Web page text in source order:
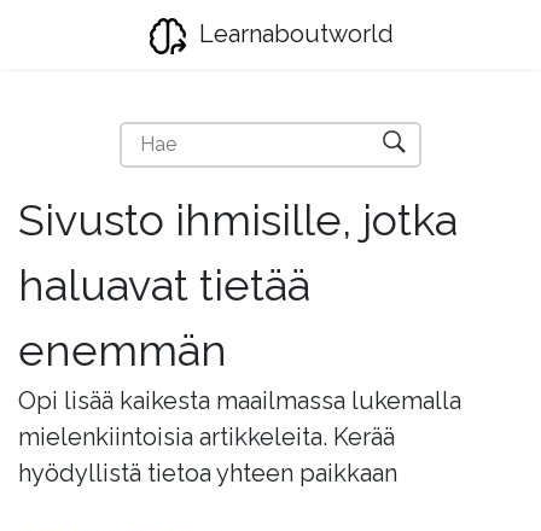
Learnaboutworld
Sivusto ihmisille, jotka
haluavat tietää
enemmän
Opi lisää kaikesta maailmassa lukemalla
mielenkiintoisia artikkeleita. Kerää
hyödyllistä tietoa yhteen paikkaan